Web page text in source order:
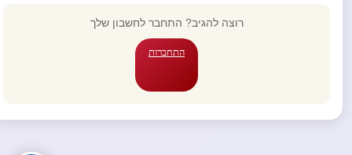
רוצה להגיב? התחבר לחשבון שלך
התחברות